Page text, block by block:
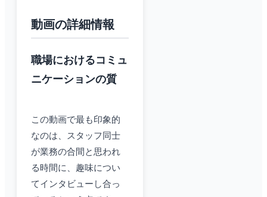
動画の詳細情報
職場におけるコミュ
ニケーションの質
この動画で最も印象的
なのは、スタッフ同士
が業務の合間と思われ
る時間に、趣味につい
てインタビューし合っ